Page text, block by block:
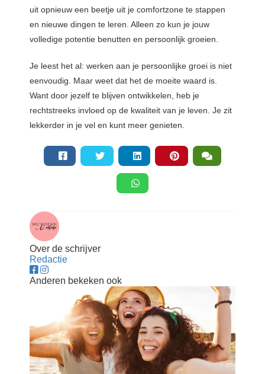
uit opnieuw een beetje uit je comfortzone te stappen
en nieuwe dingen te leren. Alleen zo kun je jouw
volledige potentie benutten en persoonlijk groeien.
Je leest het al: werken aan je persoonlijke groei is niet
eenvoudig. Maar weet dat het de moeite waard is.
Want door jezelf te blijven ontwikkelen, heb je
rechtstreeks invloed op de kwaliteit van je leven. Je zit
lekkerder in je vel en kunt meer genieten.
Over de schrijver
Redactie
Anderen bekeken ook